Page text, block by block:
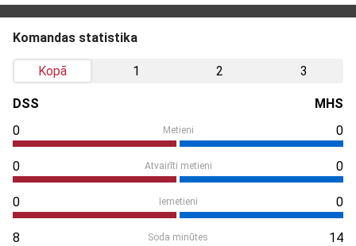
Komandas statistika
Kopā 1 2 3
DSS
MHS
0
Metieni 0
0 Atvairīti metieni 0
0 Iemetieni 0
8 Soda minūtes 14